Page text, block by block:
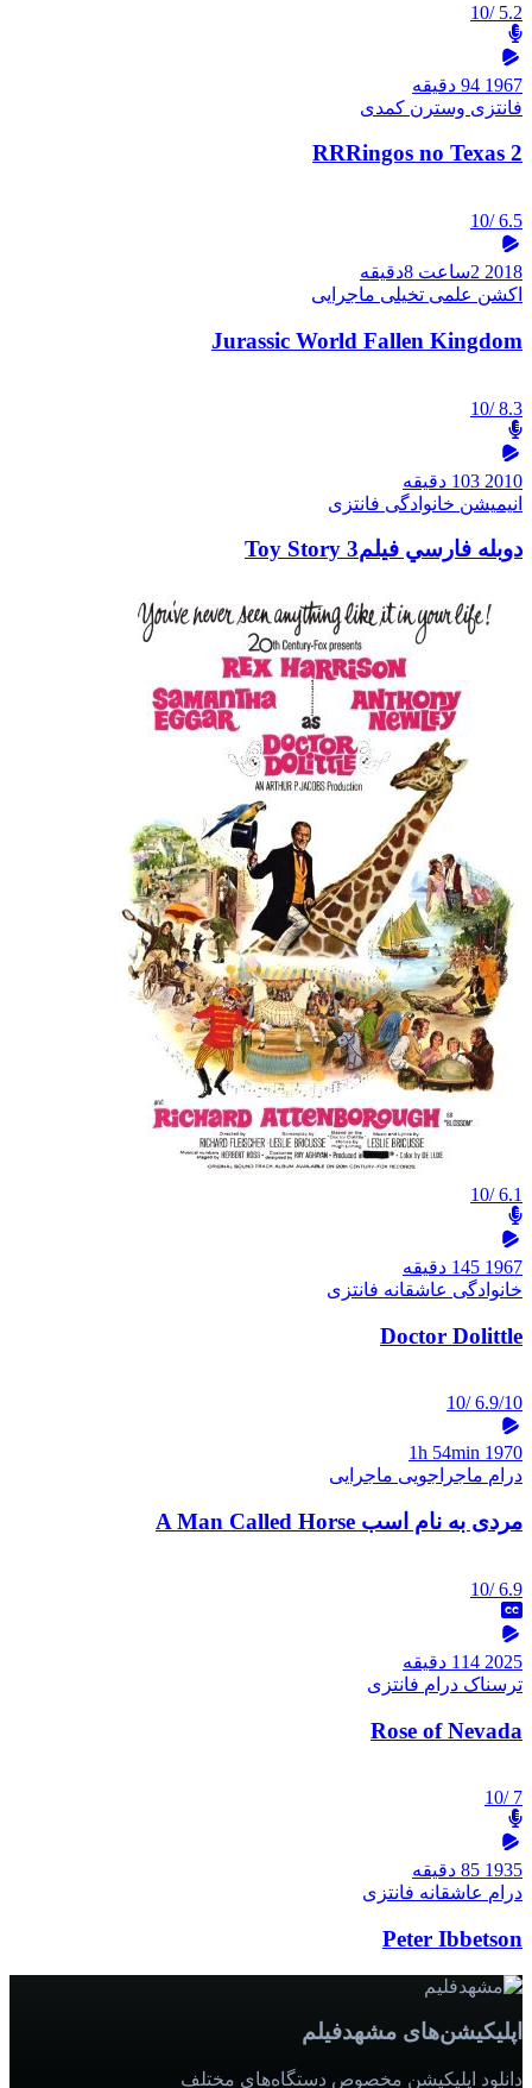
5.2
/10
1967 94 دقیقه
فانتزی وسترن کمدی
RRRingos no Texas 2
6.5
/10
2018 2ساعت 8دقیقه
اکشن علمی تخیلی ماجرایی
Jurassic World Fallen Kingdom
8.3
/10
2010 103 دقیقه
انیمیشن خانوادگی فانتزی
دوبله فارسي فيلمToy Story 3
6.1
/10
1967 145 دقیقه
خانوادگی عاشقانه فانتزی
Doctor Dolittle
6.9/10
/10
1970
1h 54min
درام ماجراجویی ماجرایی
مردی به نام اسب A Man Called Horse
6.9
/10
2025 114 دقیقه
ترسناک درام فانتزی
Rose of Nevada
7
/10
1935 85 دقیقه
درام عاشقانه فانتزی
Peter Ibbetson
اپلیکیشن‌های مشهدفیلم
دانلود اپلیکیشن مخصوص دستگاه‌های مختلف